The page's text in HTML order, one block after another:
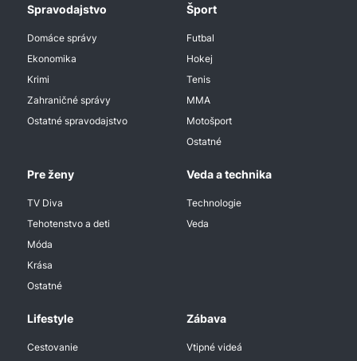
Spravodajstvo
Domáce správy
Ekonomika
Krimi
Zahraničné správy
Ostatné spravodajstvo
Šport
Futbal
Hokej
Tenis
MMA
Motošport
Ostatné
Pre ženy
TV Diva
Tehotenstvo a deti
Móda
Krása
Ostatné
Veda a technika
Technologie
Veda
Lifestyle
Cestovanie
Zábava
Vtipné videá